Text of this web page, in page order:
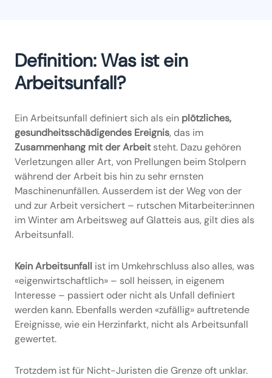
Definition: Was ist ein
Arbeitsunfall?
Ein Arbeitsunfall definiert sich als ein plötzliches,
gesundheitsschädigendes Ereignis, das im
Zusammenhang mit der Arbeitsteht. Dazu gehören
Verletzungen aller Art, von Prellungen beim Stolpern
während der Arbeit bis hin zu sehr ernsten
Maschinenunfällen. Ausserdem ist der Weg von der
und zur Arbeit versichert – rutschen Mitarbeiter:innen
im Winter am Arbeitsweg auf Glatteis aus, gilt dies als
Arbeitsunfall.
Kein Arbeitsunfall ist im Umkehrschluss also alles, was
«eigenwirtschaftlich» – soll heissen, in eigenem
Interesse – passiert oder nicht als Unfall definiert
werden kann. Ebenfalls werden «zufällig» auftretende
Ereignisse, wie ein Herzinfarkt, nicht als Arbeitsunfall
gewertet.
Trotzdem ist für Nicht-Juristen die Grenze oft unklar.